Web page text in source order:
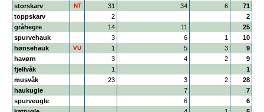
storskarv
NT 31 34 6
71
toppskarv
2
2
gråhegre
14 11
25
spurvehauk
3 6 1
10
hønsehauk
VU 1 5 3
9
havørn
3 4 2
9
fjellvåk
1
1
musvåk
23 3 2
28
haukugle
7
7
spurveugle
6
6